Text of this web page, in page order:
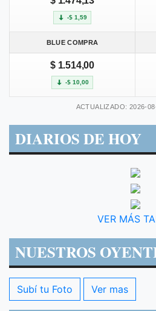
-$ 1,59
BLUE COMPRA
$ 1.514,00
-$ 10,00
ACTUALIZADO: 2026-
DIARIOS DE HOY
VER MÁS
NUESTROS
Subí tu Foto Ver mas